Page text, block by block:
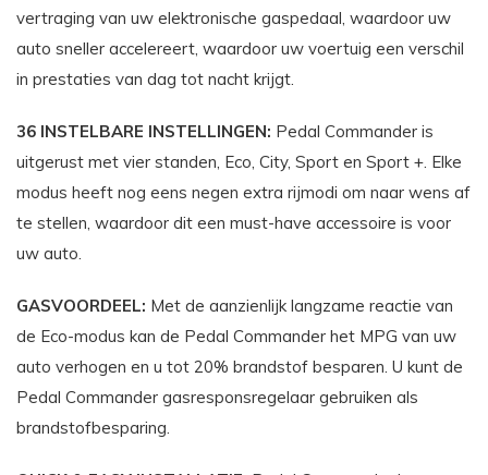
vertraging van uw elektronische gaspedaal, waardoor uw
auto sneller accelereert, waardoor uw voertuig een verschil
in prestaties van dag tot nacht krijgt.
36 INSTELBARE INSTELLINGEN: Pedal Commander is
uitgerust met vier standen, Eco, City, Sport en Sport +. Elke
modus heeft nog eens negen extra rijmodi om naar wens af
te stellen, waardoor dit een must-have accessoire is voor
uw auto.
GASVOORDEEL: Met de aanzienlijk langzame reactie van
de Eco-modus kan de Pedal Commander het MPG van uw
auto verhogen en u tot 20% brandstof besparen. U kunt de
Pedal Commander gasresponsregelaar gebruiken als
brandstofbesparing.